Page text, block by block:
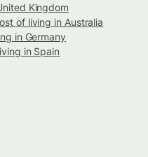
Kingdom
of living in Australia
in Germany
in Spain